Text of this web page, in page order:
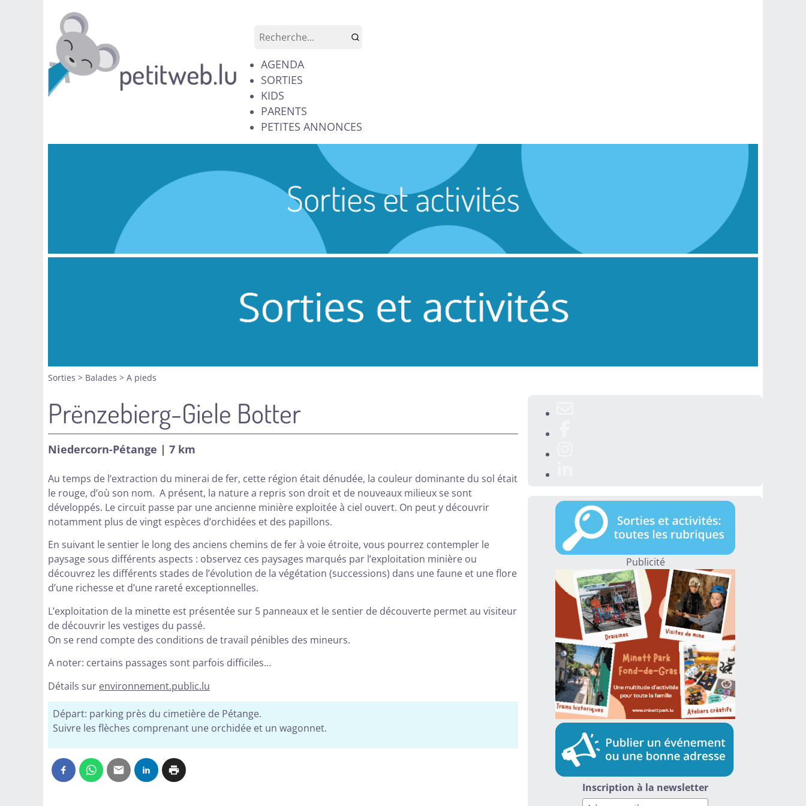
AGENDA
SORTIES
KIDS
PARENTS
PETITES ANNONCES
Sorties > Balades > A pieds
Prënzebierg-Giele Botter
Niedercorn-Pétange | 7 km
Au temps de l’extraction du minerai de fer, cette région était dénudée, la couleur dominante du sol était
le rouge, d’où son nom. A présent, la nature a repris son droit et de nouveaux milieux se sont
développés. Le circuit passe par une ancienne minière exploitée à ciel ouvert. On peut y découvrir
notamment plus de vingt espèces d’orchidées et des papillons.
En suivant le sentier le long des anciens chemins de fer à voie étroite, vous pourrez contempler le
paysage sous différents aspects : observez ces paysages marqués par l’exploitation minière ou
découvrez les différents stades de l’évolution de la végétation (successions) dans une faune et une flore
d’une richesse et d’une rareté exceptionnelles.
L’exploitation de la minette est présentée sur 5 panneaux et le sentier de découverte permet au visiteur
de découvrir les vestiges du passé.
On se rend compte des conditions de travail pénibles des mineurs.
A noter: certains passages sont parfois difficiles…
Détails sur environnement.public.lu
Départ: parking près du cimetière de Pétange.
Suivre les flèches comprenant une orchidée et un wagonnet.
Publicité
Inscription à la newsletter